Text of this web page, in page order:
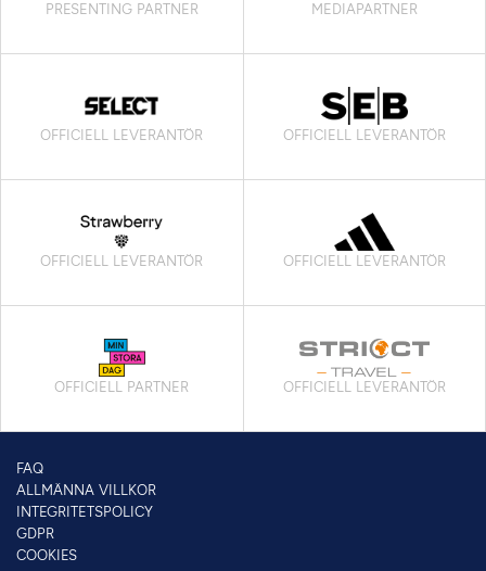
PRESENTING PARTNER
MEDIAPARTNER
OFFICIELL LEVERANTÖR OFFICIELL LEVERANTÖR
OFFICIELL LEVERANTÖR OFFICIELL LEVERANTÖR
OFFICIELL PARTNER OFFICIELL LEVERANTÖR
FAQ
ALLMÄNNA VILLKOR
INTEGRITETSPOLICY
GDPR
COOKIES